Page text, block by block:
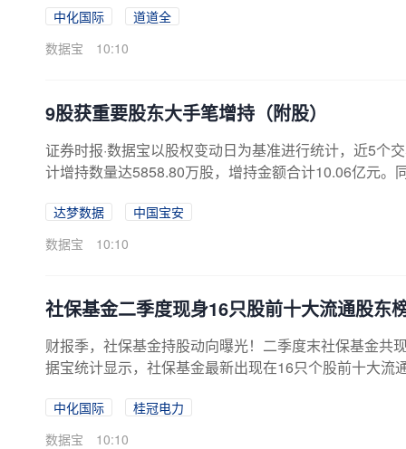
数来看，社保基金家数最多的是中化国际，共有2家社
司-社保基金16032组合、汇添富基金管理股份有限公
中化国际
道道全
数据宝
10:10
9股获重要股东大手笔增持（附股）
证券时报·数据宝以股权变动日为基准进行统计，近5个
计增持数量达5858.80万股，增持金额合计10.06亿元
合计5.32亿元；其次是中国宝安，增持量为2192.12万
金额位居第三。板块分布显示，近5个交易日重要股东
达梦数据
中国宝安
数据宝
10:10
社保基金二季度现身16只股前十大流通股东
财报季，社保基金持股动向曝光！二季度末社保基金共
据宝统计显示，社保基金最新出现在16只个股前十大
来看，中化国际、桂冠电力、萤石网络等3只股有2家
70万股。从持股比例看，社保基金持有比例最多的是
中化国际
桂冠电力
数据宝
10:10